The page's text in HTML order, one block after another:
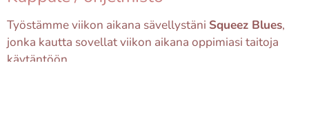
Työstämme viikon aikana sävellystäni Squeez Blues,
jonka kautta sovellat viikon aikana oppimiasi taitoja
käytäntöön.